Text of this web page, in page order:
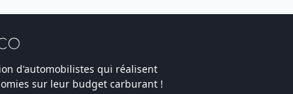
d'automobilistes qui réalisent
sur leur budget carburant !